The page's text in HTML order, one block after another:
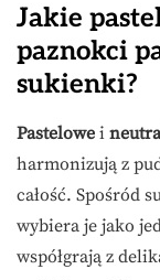
Jakie
paznokci
sukienki?
Pastelowe i
harmonizują z
całość. Spośród
wybiera je jako
współgrają z